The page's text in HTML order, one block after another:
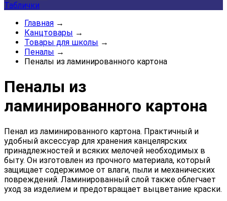
Таблички
Главная →
Канцтовары →
Товары для школы →
Пеналы →
Пеналы из ламинированного картона
Пеналы из
ламинированного картона
Пенал из ламинированного картона. Практичный и
удобный аксессуар для хранения канцелярских
принадлежностей и всяких мелочей необходимых в
быту. Он изготовлен из прочного материала, который
защищает содержимое от влаги, пыли и механических
повреждений. Ламинированный слой также облегчает
уход за изделием и предотвращает выцветание краски.